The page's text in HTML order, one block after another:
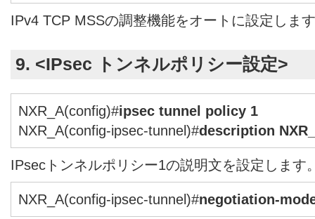
IPv4 TCP MSSの調整機能をオートに設定しま
9. <IPsec トンネルポリシー設定>
NXR_A(config)#ipsec tunnel policy 1
NXR_A(config-ipsec-tunnel)#description
IPsecトンネルポリシー1の説明文を設定します
NXR_A(config-ipsec-tunnel)#negotiation-